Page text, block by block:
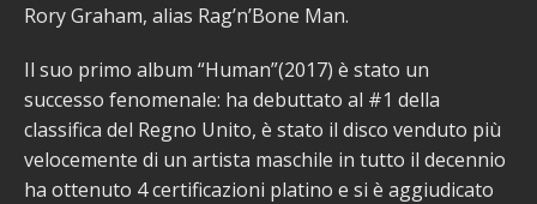
Rory Graham, alias Rag’n’Bone Man.
Il suo primo album “Human”(2017) è stato un
successo fenomenale: ha debuttato al #1 della
classifica del Regno Unito, è stato il disco venduto più
velocemente di un artista maschile in tutto il decennio
ha ottenuto 4 certificazioni platino e si è aggiudicato